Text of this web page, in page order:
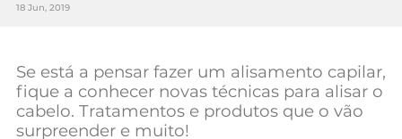
Tecnologia
Negócios
18 Jun, 2019
Se está a pensar fazer um alisamento capilar,
fique a conhecer novas técnicas para alisar o
cabelo. Tratamentos e produtos que o vão
surpreender e muito!